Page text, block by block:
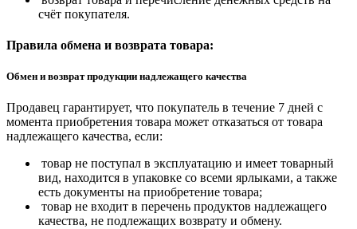
счёт покупателя.
Правила обмена и возврата товара:
Обмен и возврат продукции надлежащего качества
Продавец гарантирует, что покупатель в течение 7 дней с
момента приобретения товара может отказаться от товара
надлежащего качества, если:
товар не поступал в эксплуатацию и имеет товарный
вид, находится в упаковке со всеми ярлыками, а также
есть документы на приобретение товара;
товар не входит в перечень продуктов надлежащего
качества, не подлежащих возврату и обмену.